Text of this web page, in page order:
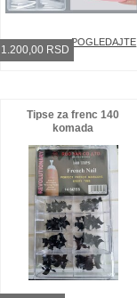
POGLEDAJTE
1.200,00 RSD
Tipse za frenc 140
komada